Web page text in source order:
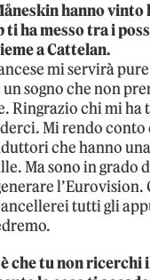
hanno vinto
ti ha messo tra i
a Cattelan.
mi servirà
un sogno che non
Ringrazio chi mi ha
Mi rendo conto
che hanno
Ma sono in grado
l’Eurovision.
tutti gli
che tu non ricerchi